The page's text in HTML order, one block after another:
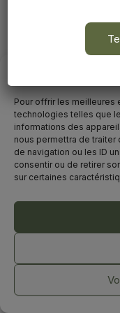
Pour offrir les meilleures
technologies telles que
informations des
nous permettra de
de navigation ou les ID
consentir ou de retirer
sur certaines
Mentions légales &